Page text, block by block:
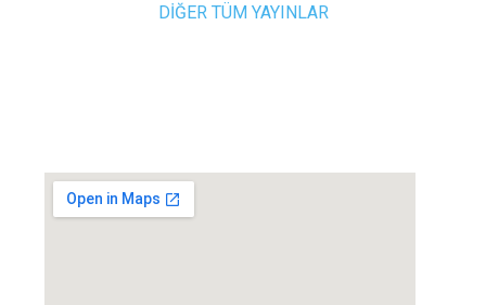
DİĞER TÜM YAYINLAR